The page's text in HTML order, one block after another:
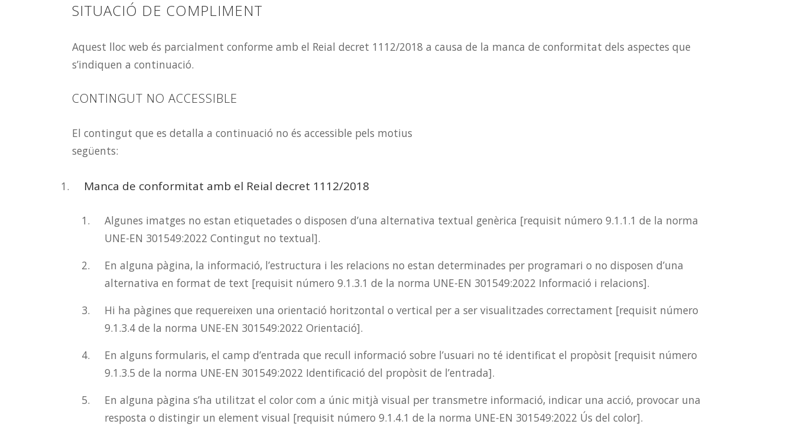
SITUACIÓ DE COMPLIMENT
Aquest lloc web és parcialment conforme amb el Reial decret 1112/2018 a causa de la manca de conformitat dels aspectes que
s’indiquen a continuació.
CONTINGUT NO ACCESSIBLE
El contingut que es detalla a continuació no és accessible pels motius
següents:
Manca de conformitat amb el Reial decret 1112/2018
Algunes imatges no estan etiquetades o disposen d’una alternativa textual genèrica [requisit número 9.1.1.1 de la norma
UNE-EN 301549:2022 Contingut no textual].
En alguna pàgina, la informació, l’estructura i les relacions no estan determinades per programari o no disposen d’una
alternativa en format de text [requisit número 9.1.3.1 de la norma UNE-EN 301549:2022 Informació i relacions].
Hi ha pàgines que requereixen una orientació horitzontal o vertical per a ser visualitzades correctament [requisit número
9.1.3.4 de la norma UNE-EN 301549:2022 Orientació].
En alguns formularis, el camp d’entrada que recull informació sobre l’usuari no té identificat el propòsit [requisit número
9.1.3.5 de la norma UNE-EN 301549:2022 Identificació del propòsit de l’entrada].
En alguna pàgina s’ha utilitzat el color com a únic mitjà visual per transmetre informació, indicar una acció, provocar una
resposta o distingir un element visual [requisit número 9.1.4.1 de la norma UNE-EN 301549:2022 Ús del color].